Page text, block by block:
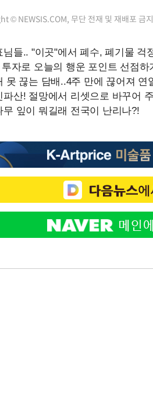
© NEWSIS.COM, 무단 전재 및 재배포 금지